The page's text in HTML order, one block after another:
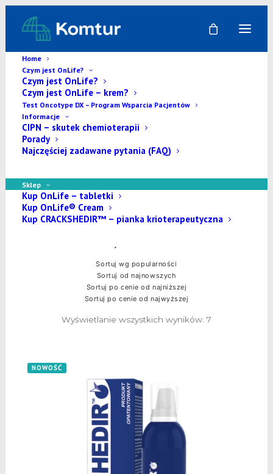
Home
Czym jest OnLife?
Czym jest OnLife?
Czym jest OnLife – krem?
Test Oncotype DX – Program Wsparcia Pacjentów
Informacje
CIPN – skutek chemioterapii
Porady
Najczęściej zadawane pytania (FAQ)
Sklep
Kup OnLife – tabletki
Kup OnLife® Cream
Kup CRACKSHEDIR™ – pianka krioterapeutyczna
Sklep - test
Sortuj wg popularności
Sortuj od najnowszych
Sortuj po cenie od najniższej
Sortuj po cenie od najwyższej
Wyświetlanie wszystkich wyników: 7
NOWOŚĆ